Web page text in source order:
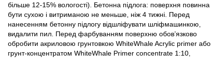
більше 12-15% вологості). Бетонна підлога: поверхня повинна
бути сухою і витриманою не меньше, ніж 4 тижні. Перед
нанесенням бетонну підлогу відшліфувати шліфмашинкою,
видалити пил. Перед фарбуванням поверхню обов’язково
обробити акриловою грунтовкою WhiteWhale Acrylic primer або
грунт-концентратом WhiteWhale Primer concentrate 1:10,